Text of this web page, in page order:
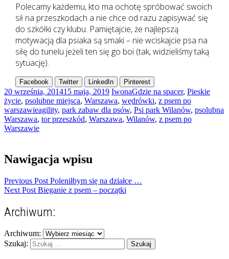
Polecamy każdemu, kto ma ochotę spróbować swoich
sił na przeszkodach a nie chce od razu zapisywać się
do szkółki czy klubu. Pamiętajcie, że najlepszą
motywacją dla psiaka są smaki – nie wciskajcie psa na
siłę do tunelu jeżeli ten się go boi (tak, widzieliśmy taką
sytuację).
Facebook Twitter LinkedIn Pinterest
20 września, 201415 maja, 2019 IwonaGdzie na spacer, Pieskie
życie, psolubne miejsca, Warszawa, wędrówki, z psem po
warszawieagility, park zabaw dla psów, Psi park Wilanów, psolubna
Warszawa, tor przeszkód, Warszawa, Wilanów, z psem po
Warszawie
Nawigacja wpisu
Previous Post Poleniłbym się na działce …
Next Post Bieganie z psem – początki
Archiwum:
Archiwum:
Szukaj: